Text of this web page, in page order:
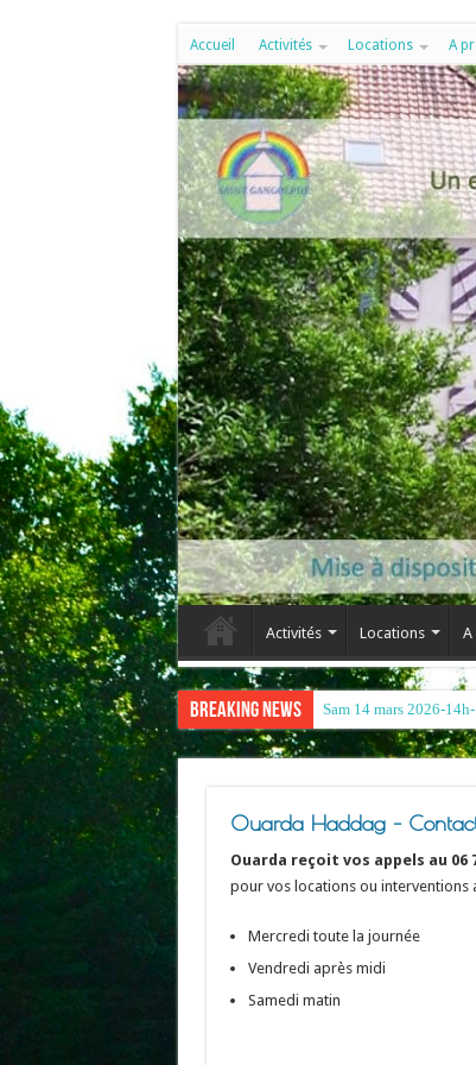
Accueil Activités Locations A
Activités Locations
Breaking News
Ouarda Haddag –
Ouarda reçoit vos appels au 06
pour vos locations ou interventions
Mercredi toute la journée
Vendredi après midi
Samedi matin